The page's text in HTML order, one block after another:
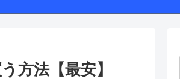
方法【最安】